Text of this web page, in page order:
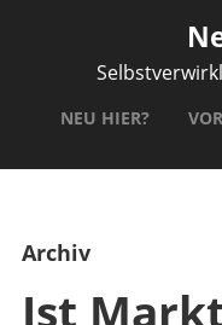
NEU HIER?
Archiv
Ist